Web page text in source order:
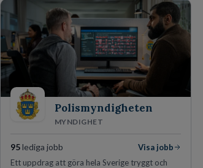
Polismyndigheten
MYNDIGHET
95lediga jobb
Visa jobb
Ett uppdrag att göra hela Sverige tryggt och